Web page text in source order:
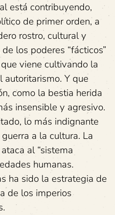
contribuyendo,
de primer orden, a
rostro, cultural y
los poderes “fácticos”
viene cultivando la
Y que
como la bestia herida
insensible y agresivo.
lo más indignante
a la cultura. La
al “sistema
humanas.
ha sido la estrategia de
de los imperios